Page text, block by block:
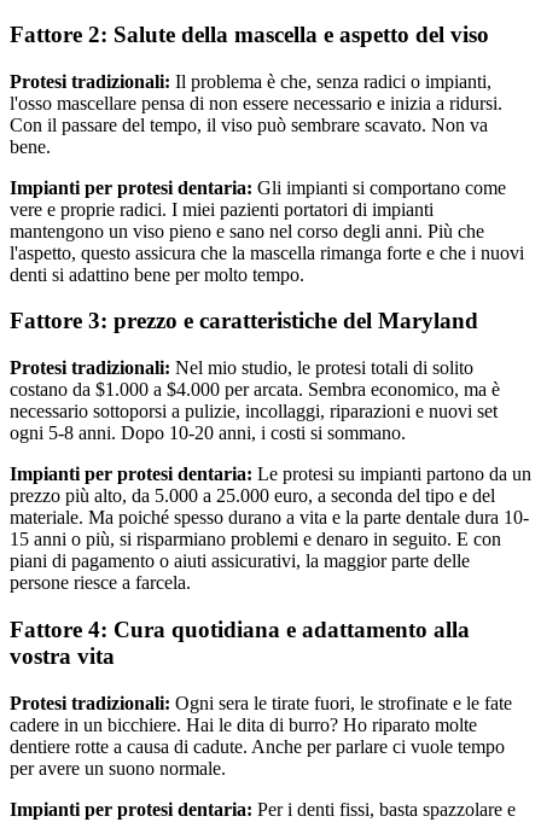
Fattore 2: Salute della mascella e aspetto del viso
Protesi tradizionali: Il problema è che, senza radici o impianti,
l'osso mascellare pensa di non essere necessario e inizia a ridursi.
Con il passare del tempo, il viso può sembrare scavato. Non va
bene.
Impianti per protesi dentaria: Gli impianti si comportano come
vere e proprie radici. I miei pazienti portatori di impianti
mantengono un viso pieno e sano nel corso degli anni. Più che
l'aspetto, questo assicura che la mascella rimanga forte e che i nuovi
denti si adattino bene per molto tempo.
Fattore 3: prezzo e caratteristiche del Maryland
Protesi tradizionali: Nel mio studio, le protesi totali di solito
costano da $1.000 a $4.000 per arcata. Sembra economico, ma è
necessario sottoporsi a pulizie, incollaggi, riparazioni e nuovi set
ogni 5-8 anni. Dopo 10-20 anni, i costi si sommano.
Impianti per protesi dentaria: Le protesi su impianti partono da un
prezzo più alto, da 5.000 a 25.000 euro, a seconda del tipo e del
materiale. Ma poiché spesso durano a vita e la parte dentale dura 10-
15 anni o più, si risparmiano problemi e denaro in seguito. E con
piani di pagamento o aiuti assicurativi, la maggior parte delle
persone riesce a farcela.
Fattore 4: Cura quotidiana e adattamento alla
vostra vita
Protesi tradizionali: Ogni sera le tirate fuori, le strofinate e le fate
cadere in un bicchiere. Hai le dita di burro? Ho riparato molte
dentiere rotte a causa di cadute. Anche per parlare ci vuole tempo
per avere un suono normale.
Impianti per protesi dentaria: Per i denti fissi, basta spazzolare e